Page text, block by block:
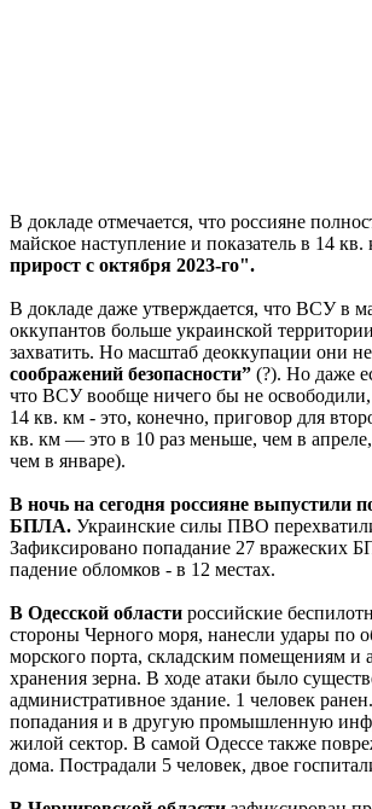
В докладе отмечается, что россияне
майское наступление и показатель в 14
прирост с октября 2023-го".
В докладе даже утверждается, что ВСУ в
оккупантов больше украинской
захватить. Но масштаб деоккупации они
соображений безопасности” (?). Но даже
что ВСУ вообще ничего бы не
14 кв. км - это, конечно, приговор для
кв. км — это в 10 раз меньше, чем в
чем в январе).
В ночь на сегодня россияне выпустили
БПЛА. Украинские силы ПВО
Зафиксировано попадание 27 вражеских
падение обломков - в 12 местах.
В Одесской области российские
стороны Черного моря, нанесли удары по
морского порта, складским помещениям и
хранения зерна. В ходе атаки было
административное здание. 1 человек
попадания и в другую промышленную
жилой сектор. В самой Одессе также
дома. Пострадали 5 человек, двое